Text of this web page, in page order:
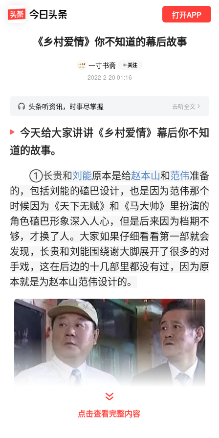
打开APP
《乡村爱情》你不知道的幕后故事
一寸书斋 关注
2022-2-20 01:16
头条听资讯，时事尽掌握 去听全文
今天给大家讲讲《乡村爱情》幕后你不知
道的故事。
①长贵和刘能原本是给赵本山和范伟准备
的，包括刘能的磕巴设计，也是因为范伟那个
时候因为《天下无贼》和《马大帅》里扮演的
角色磕巴形象深入人心，但是后来因为档期不
够，才换了人。大家如果仔细看看第一部就会
发现，长贵和刘能围绕谢大脚展开了很多的对
手戏，这在后边的十几部里都没有过，因为原
本就是为赵本山范伟设计的。
打开今日头条查看图片详情
点击查看完整内容